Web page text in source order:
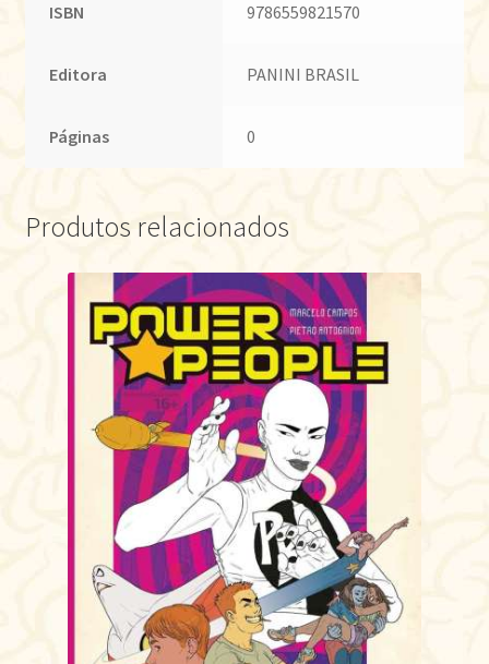
ISBN 9786559821570
Editora PANINI BRASIL
Páginas 0
Produtos relacionados